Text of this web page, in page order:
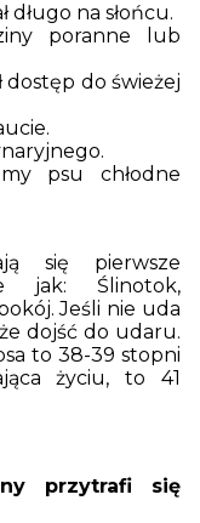
długo na słońcu.
poranne lub
dostęp do świeżej
psu chłodne
się pierwsze
jak: Ślinotok,
Jeśli nie uda
dojść do udaru.
to 38-39 stopni
życiu, to 41
przytrafi się